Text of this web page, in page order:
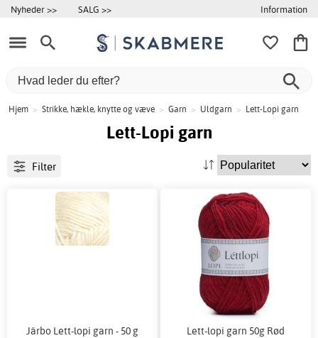
Nyheder >> SALG >> Information
Hjem > Strikke, hækle, knytte og væve > Garn > Uldgarn > Lett-Lopi garn
Lett-Lopi garn
Filter
Järbo Lett-lopi garn - 50 g Lett-lopi garn 50g Rød